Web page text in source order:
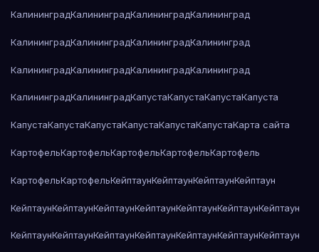
КалининградКалининградКалининградКалининград
КалининградКалининградКалининградКалининград
КалининградКалининградКалининградКалининград
КалининградКалининградКапустаКапустаКапустаКапуста
КапустаКапустаКапустаКапустаКапустаКапустаКарта сайта
КартофельКартофельКартофельКартофельКартофель
КартофельКартофельКейптаунКейптаунКейптаунКейптаун
КейптаунКейптаунКейптаунКейптаунКейптаунКейптаунКейптаун
КейптаунКейптаунКейптаунКейптаунКейптаунКейптаунКейптаун